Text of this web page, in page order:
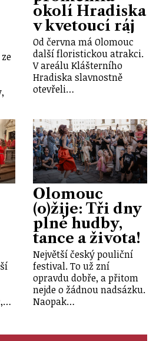
okolí Hradiska
v kvetoucí ráj
Od června má Olomouc
další floristickou atrakci.
V areálu Klášterního
Hradiska slavnostně
otevřeli…
Olomouc
(o)žije: Tři dny
plné hudby,
tance a života!
Největší český pouliční
festival. To už zní
opravdu dobře, a přitom
nejde o žádnou nadsázku.
Naopak…